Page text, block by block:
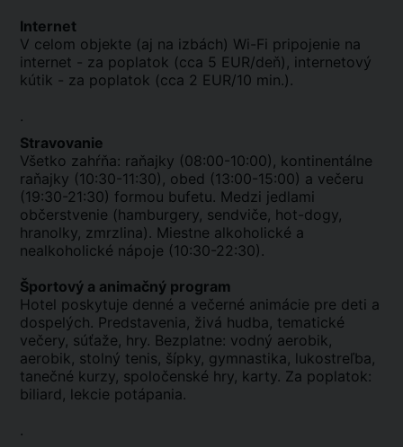
Internet
V celom objekte (aj na izbách) Wi-Fi pripojenie na
internet - za poplatok (cca 5 EUR/deň), internetový
kútik - za poplatok (cca 2 EUR/10 min.).
.
Stravovanie
Všetko zahŕňa: raňajky (08:00-10:00), kontinentálne
raňajky (10:30-11:30), obed (13:00-15:00) a večeru
(19:30-21:30) formou bufetu. Medzi jedlami
občerstvenie (hamburgery, sendviče, hot-dogy,
hranolky, zmrzlina). Miestne alkoholické a
nealkoholické nápoje (10:30-22:30).
Športový a animačný program
Hotel poskytuje denné a večerné animácie pre deti a
dospelých. Predstavenia, živá hudba, tematické
večery, súťaže, hry. Bezplatne: vodný aerobik,
aerobik, stolný tenis, šípky, gymnastika, lukostreľba,
tanečné kurzy, spoločenské hry, karty. Za poplatok:
biliard, lekcie potápania.
.